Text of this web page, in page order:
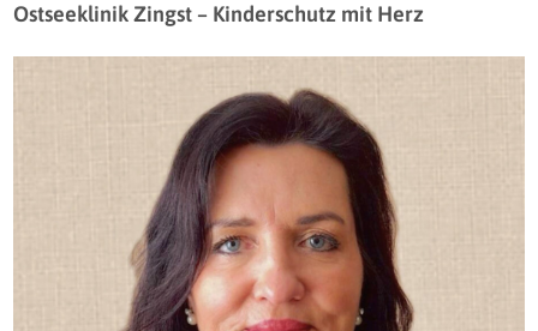
Ostseeklinik Zingst – Kinderschutz mit Herz